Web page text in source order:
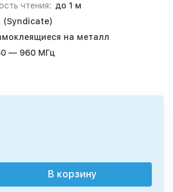
чтения: до 1 м
(Syndicate)
на металл
— 960 МГц
В корзину